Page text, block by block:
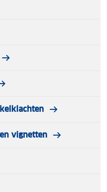
vignetten